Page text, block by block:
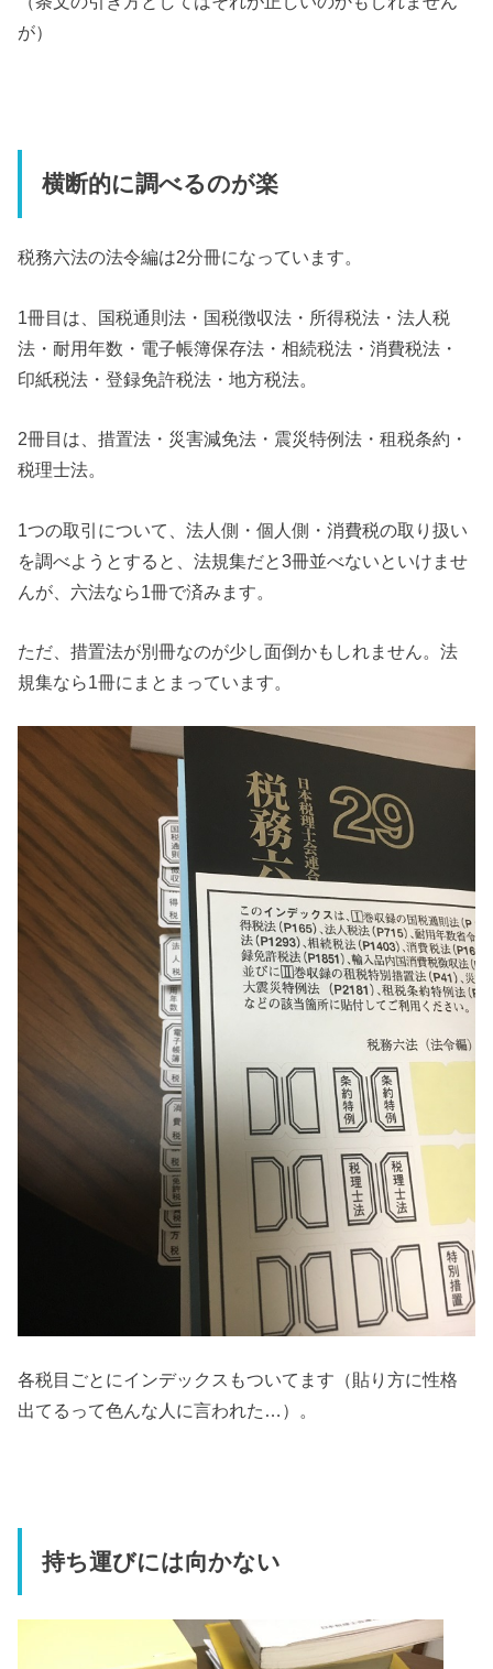
が）
横断的に調べるのが楽
税務六法の法令編は2分冊になっています。
1冊目は、国税通則法・国税徴収法・所得税法・法人税
法・耐用年数・電子帳簿保存法・相続税法・消費税法・
印紙税法・登録免許税法・地方税法。
2冊目は、措置法・災害減免法・震災特例法・租税条約・
税理士法。
1つの取引について、法人側・個人側・消費税の取り扱い
を調べようとすると、法規集だと3冊並べないといけませ
んが、六法なら1冊で済みます。
ただ、措置法が別冊なのが少し面倒かもしれません。法
規集なら1冊にまとまっています。
各税目ごとにインデックスもついてます（貼り方に性格
出てるって色んな人に言われた…）。
持ち運びには向かない